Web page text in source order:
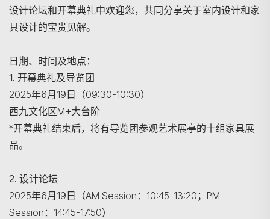
设计论坛和开幕典礼中欢迎您，共同分享关于室内设计和家
具设计的宝贵见解。
日期、时间及地点：
1. 开幕典礼及导览团
2025年6月19日（09:30-10:30）
西九文化区M+大台阶
*开幕典礼结束后，将有导览团参观艺术展亭的十组家具展
品。
2. 设计论坛
2025年6月19日（AM Session：10:45-13:20；PM
Session：14:45-17:50）